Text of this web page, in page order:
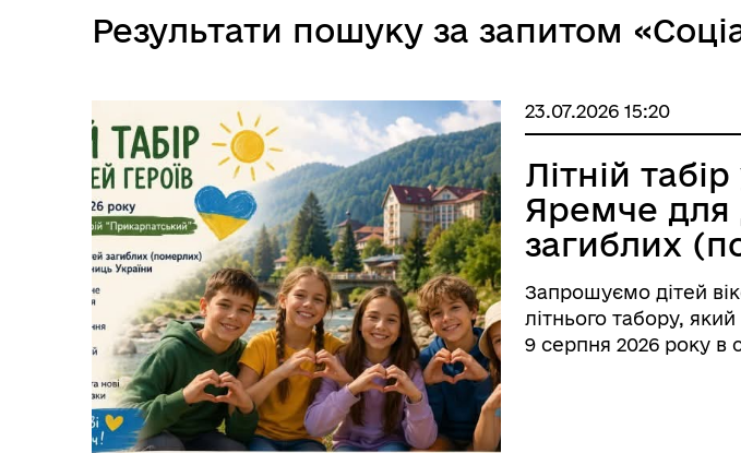
Результати пошуку за запитом
23.07.2026 15:20
Літній табір
Яремче для
загиблих
Захисників і
Захисниць
Запрошуємо дітей
літнього табору,
9 серпня 2026 року в